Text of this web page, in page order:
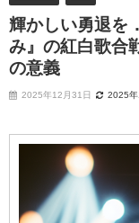
輝かしい勇退を
み』の紅白歌合
の意義
2025年12月31日 2025年